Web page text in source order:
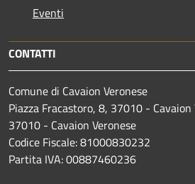
Eventi
CONTATTI
Comune di Cavaion Veronese
Piazza Fracastoro, 8, 37010 - Cavaion
37010 - Cavaion Veronese
Codice Fiscale: 81000830232
Partita IVA: 00887460236